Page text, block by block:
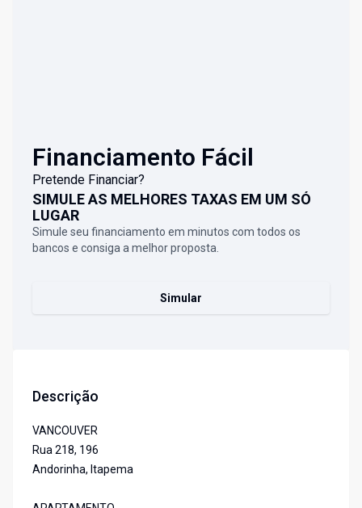
Financiamento Fácil
Pretende Financiar?
SIMULE AS MELHORES TAXAS EM UM SÓ
LUGAR
Simule seu financiamento em minutos com todos os
bancos e consiga a melhor proposta.
Simular
Descrição
VANCOUVER
Rua 218, 196
Andorinha, Itapema